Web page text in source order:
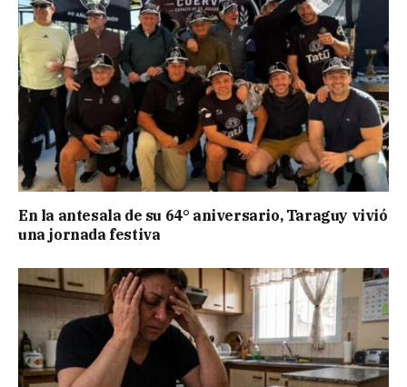
En la antesala de su 64° aniversario, Taraguy vivió
una jornada festiva